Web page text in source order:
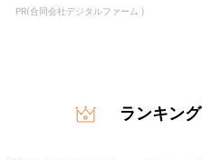
PR(合同会社デジタルファーム )
ランキング